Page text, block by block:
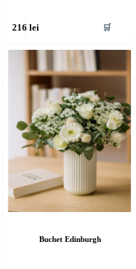
216lei 🛒
Buchet Edinburgh